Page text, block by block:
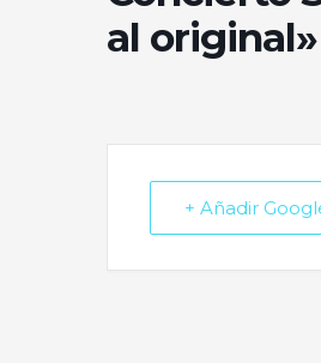
al original»
+ Añadir